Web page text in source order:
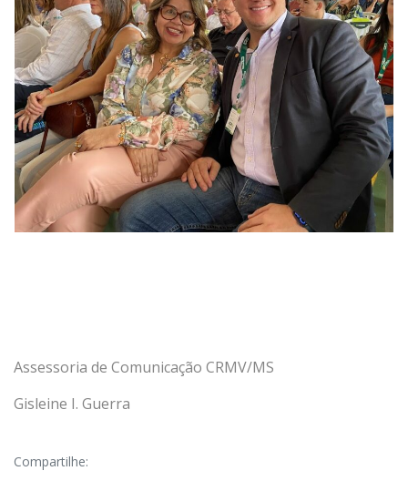
Assessoria de Comunicação CRMV/MS
Gisleine I. Guerra
Compartilhe: